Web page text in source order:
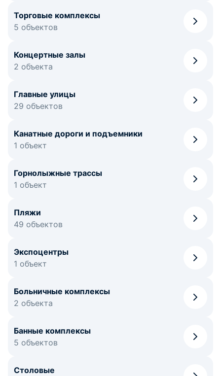
Торговые комплексы
5 объектов
Концертные залы
2 объекта
Главные улицы
29 объектов
Канатные дороги и подъемники
1 объект
Горнолыжные трассы
1 объект
Пляжи
49 объектов
Экспоцентры
1 объект
Больничные комплексы
2 объекта
Банные комплексы
5 объектов
Столовые